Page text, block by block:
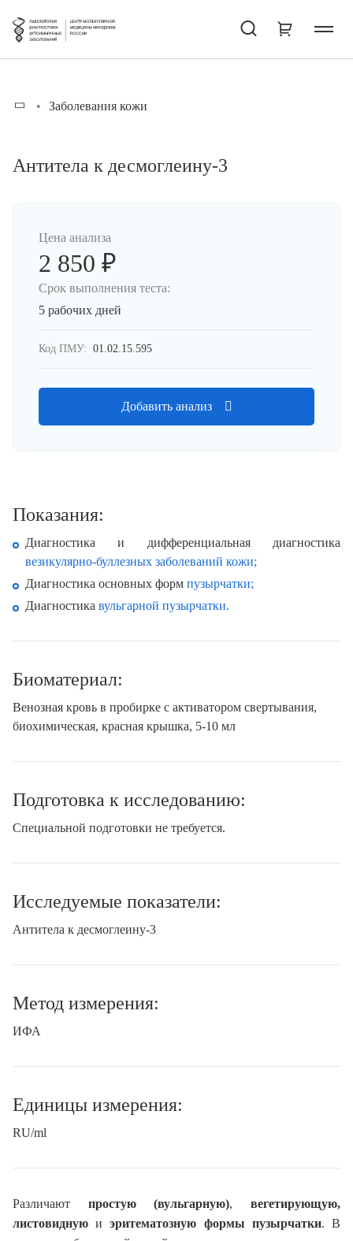
Заболевания кожи
Антитела к десмоглеину-3
Цена анализа
2 850 ₽
Срок выполнения теста:
5 рабочих дней
Код ПМУ: 01.02.15.595
Добавить анализ
Показания:
Диагностика и дифференциальная диагностика
везикулярно-буллезных заболеваний кожи;
Диагностика основных форм пузырчатки;
Диагностика вульгарной пузырчатки.
Биоматериал:
Венозная кровь в пробирке с активатором свертывания,
биохимическая, красная крышка, 5-10 мл
Подготовка к исследованию:
Специальной подготовки не требуется.
Исследуемые показатели:
Антитела к десмоглеину-3
Метод измерения:
ИФА
Единицы измерения:
RU/ml
Различают простую (вульгарную),вегетирующую,
листовидную иэритематозную формы пузырчатки. В